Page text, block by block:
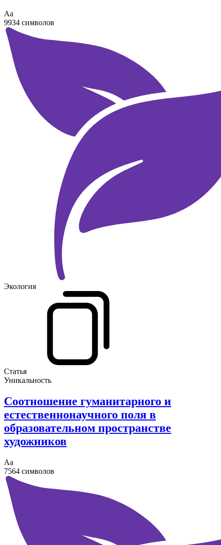
Аа
9934 символов
Экология
Статья
Уникальность
Соотношение гуманитарного и
естественнонаучного поля в
образовательном пространстве
художников
Аа
7564 символов